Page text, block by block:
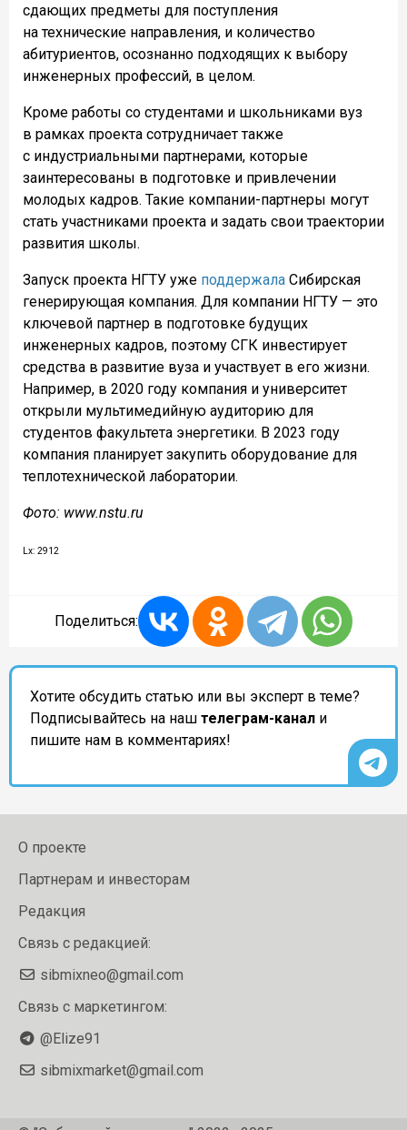
сдающих предметы для поступления
на технические направления, и количество
абитуриентов, осознанно подходящих к выбору
инженерных профессий, в целом.
Кроме работы со студентами и школьниками вуз
в рамках проекта сотрудничает также
с индустриальными партнерами, которые
заинтересованы в подготовке и привлечении
молодых кадров. Такие компании-партнеры могут
стать участниками проекта и задать свои траектории
развития школы.
Запуск проекта НГТУ уже поддержала Сибирская
генерирующая компания. Для компании НГТУ — это
ключевой партнер в подготовке будущих
инженерных кадров, поэтому СГК инвестирует
средства в развитие вуза и участвует в его жизни.
Например, в 2020 году компания и университет
открыли мультимедийную аудиторию для
студентов факультета энергетики. В 2023 году
компания планирует закупить оборудование для
теплотехнической лаборатории.
Фото: www.nstu.ru
Lx: 2912
Поделиться:
Хотите обсудить статью или вы эксперт в теме?
Подписывайтесь на наш телеграм-канал и
пишите нам в комментариях!
О проекте
Партнерам и инвесторам
Редакция
Связь с редакцией:
sibmixneo@gmail.com
Связь с маркетингом:
@Elize91
sibmixmarket@gmail.com